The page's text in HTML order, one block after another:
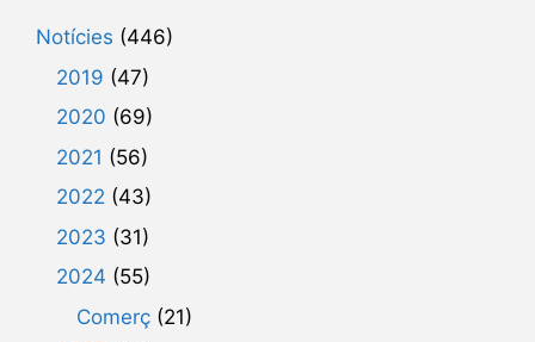
Notícies (446)
2019 (47)
2020 (69)
2021 (56)
2022 (43)
2023 (31)
2024 (55)
Comerç (21)